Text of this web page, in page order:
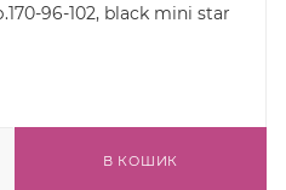
96-102, black mini star
В КОШИК